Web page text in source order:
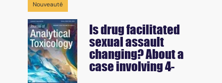
Nouveauté
Is drug facilitated
sexual assault
changing? About a
case involving 4-